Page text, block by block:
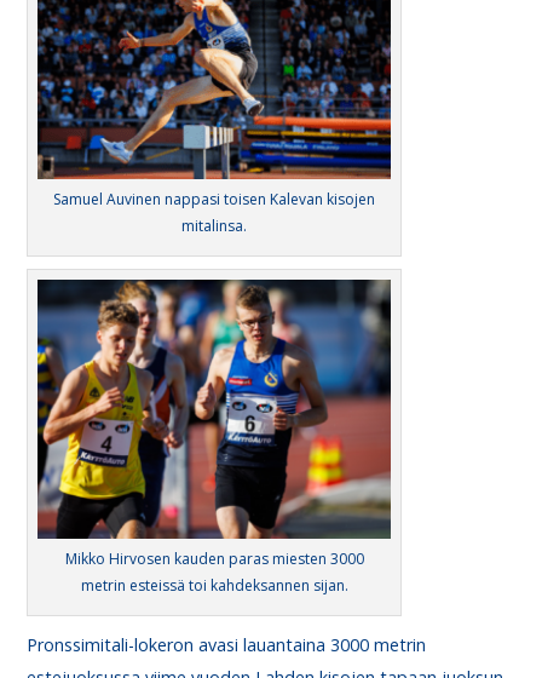
Samuel Auvinen nappasi toisen Kalevan kisojen
mitalinsa.
Mikko Hirvosen kauden paras miesten 3000
metrin esteissä toi kahdeksannen sijan.
Pronssimitali-lokeron avasi lauantaina 3000 metrin